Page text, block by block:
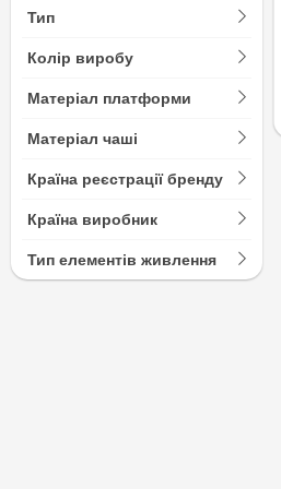
Тип
Колір виробу
Матеріал платформи
Матеріал чаші
Країна реєстрації бренду
Країна виробник
Тип елементів живлення